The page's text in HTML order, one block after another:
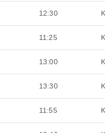
12:30
11:25
13:00
13:30
11:55